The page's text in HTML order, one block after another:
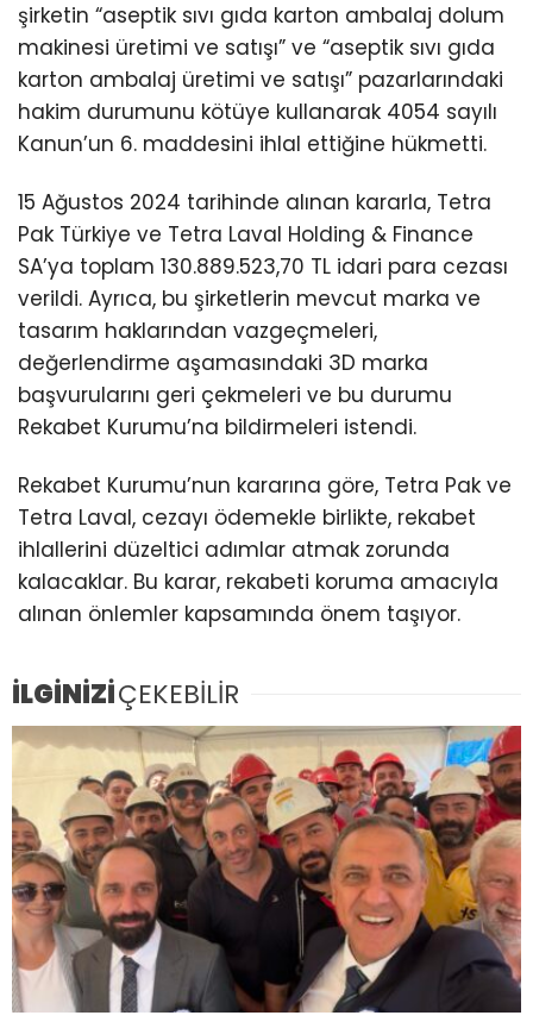
şirketin “aseptik sıvı gıda karton ambalaj dolum
makinesi üretimi ve satışı” ve “aseptik sıvı gıda
karton ambalaj üretimi ve satışı” pazarlarındaki
hakim durumunu kötüye kullanarak 4054 sayılı
Kanun’un 6. maddesini ihlal ettiğine hükmetti.
15 Ağustos 2024 tarihinde alınan kararla, Tetra
Pak Türkiye ve Tetra Laval Holding & Finance
SA’ya toplam 130.889.523,70 TL idari para cezası
verildi. Ayrıca, bu şirketlerin mevcut marka ve
tasarım haklarından vazgeçmeleri,
değerlendirme aşamasındaki 3D marka
başvurularını geri çekmeleri ve bu durumu
Rekabet Kurumu’na bildirmeleri istendi.
Rekabet Kurumu’nun kararına göre, Tetra Pak ve
Tetra Laval, cezayı ödemekle birlikte, rekabet
ihlallerini düzeltici adımlar atmak zorunda
kalacaklar. Bu karar, rekabeti koruma amacıyla
alınan önlemler kapsamında önem taşıyor.
İLGİNİZİÇEKEBİLİR